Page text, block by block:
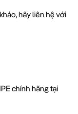
hãy liên hệ với
chính hãng tại